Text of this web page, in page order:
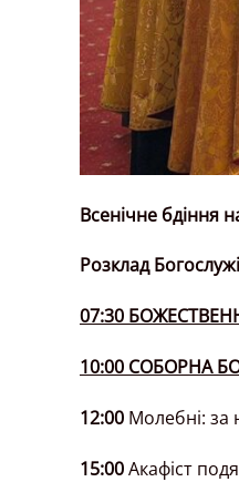
Всенічне бдіння
Розклад
07:30
10:00 СОБОРНА
12:00 Молебні: за
15:00Акафіст